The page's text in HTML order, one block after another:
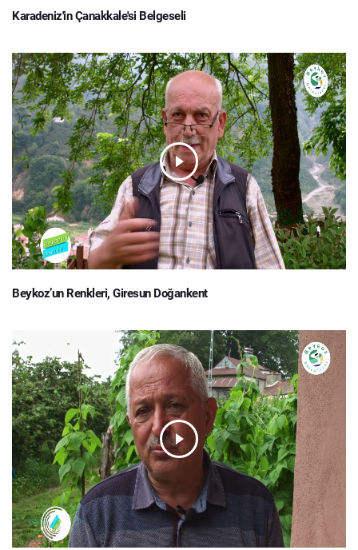
Karadeniz'in Çanakkale'si Belgeseli
Beykoz’un Renkleri, Giresun Doğankent